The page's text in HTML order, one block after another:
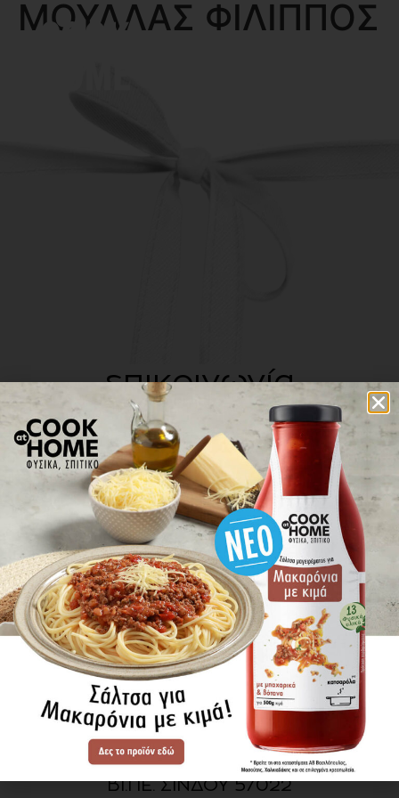
ΜΟΥΛΛΑΣ ΦΙΛΙΠΠΟΣ
επικοινωνία
πού βρίσκω τα προϊόντα
ΕΝΗΜΕΡΩΘΕΙΤΕ ΠΡΩΤΟΙ
ΓΙΑ ΤΑ ΝΕΑ ΜΑΣ
ΕΓΓΡΑΦΗ
SITE MAP
ΠΡΟΪΟΝΤΑ
ΣΥΝΤΑΓΕΣ
Η ΙΣΤΟΡΙΑ ΜΑΣ
VIDEOS
ΠΡΟΒΥΛ Α.Ε.
ΟΔΟΣ Α3
ΒΙ.ΠΕ. ΣΙΝΔΟΥ 57022